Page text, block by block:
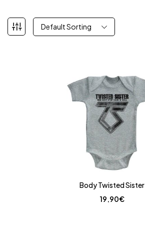
Default Sorting
Body Twisted Sister
19,90€